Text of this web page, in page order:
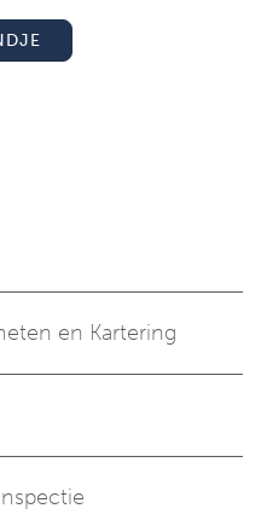
en Kartering